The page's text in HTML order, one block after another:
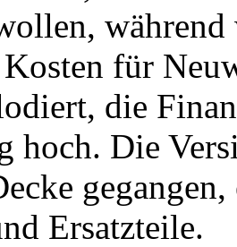
für
die
hoch. Die
Ersatzteile.